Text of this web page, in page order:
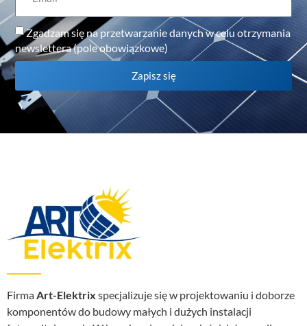
Zgadzam się na przetwarzanie danych w celu otrzymania
newslettera (pole obowiązkowe)
Zapisz się
FirmaArt-Elektrix specjalizuje się w projektowaniu i doborze
komponentów do budowy małych i dużych instalacji